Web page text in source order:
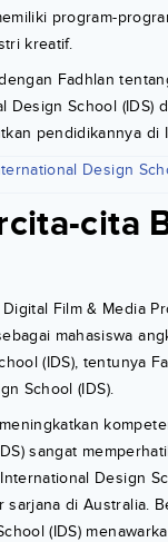
program-
kreatif.
Fadhlan
School (IDS)
pendidikannya di
Design
cita
Film & Media
mahasiswa
(IDS), tentunya
School (IDS).
sangat
Design
di Australia.
(IDS)